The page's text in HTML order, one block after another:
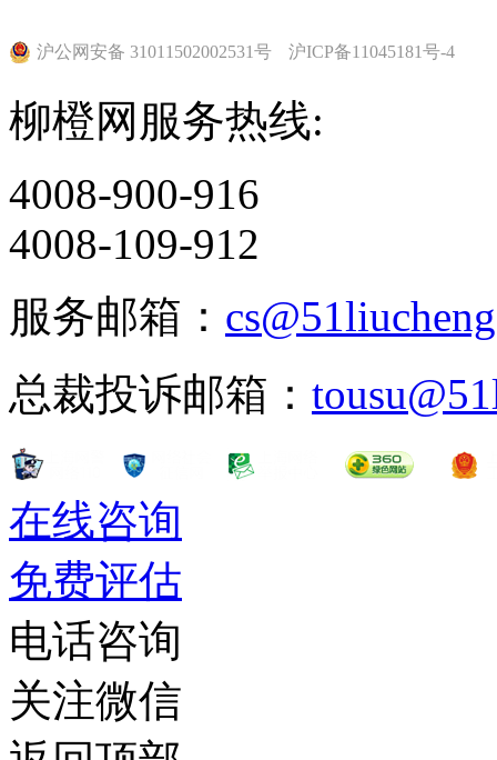
沪公网安备 31011502002531号 沪ICP备11045181号-4
柳橙网服务热线:
4008-900-916
4008-109-912
服务邮箱：
总裁投诉邮箱：
在线咨询
免费评估
电话咨询
关注微信